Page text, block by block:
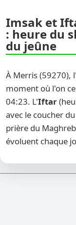
Imsak et
: heure du
du jeûne
À Merris (59270),
moment où l'on
04:23. L'Iftar
avec le coucher
prière du
évoluent chaque